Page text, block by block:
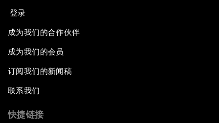
登录
成为我们的合作伙伴
成为我们的会员
订阅我们的新闻稿
联系我们
快捷链接